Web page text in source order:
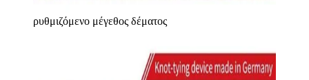
ρυθμιζόμενο μέγεθος δέματος